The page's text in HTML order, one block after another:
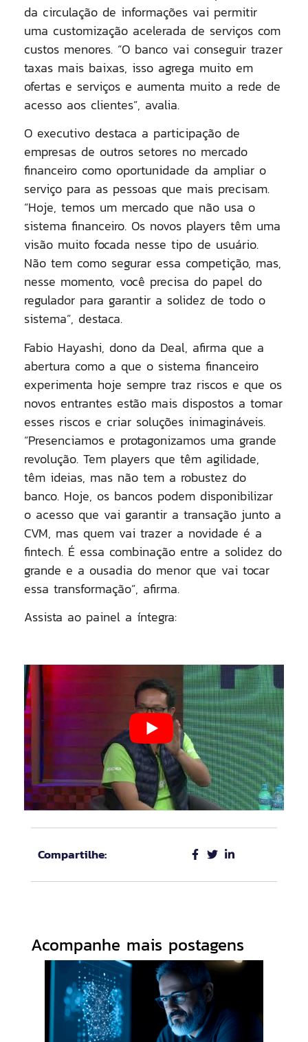
da circulação de informações vai permitir
uma customização acelerada de serviços com
custos menores. “O banco vai conseguir trazer
taxas mais baixas, isso agrega muito em
ofertas e serviços e aumenta muito a rede de
acesso aos clientes”, avalia.
O executivo destaca a participação de
empresas de outros setores no mercado
financeiro como oportunidade da ampliar o
serviço para as pessoas que mais precisam.
“Hoje, temos um mercado que não usa o
sistema financeiro. Os novos players têm uma
visão muito focada nesse tipo de usuário.
Não tem como segurar essa competição, mas,
nesse momento, você precisa do papel do
regulador para garantir a solidez de todo o
sistema”, destaca.
Fabio Hayashi, dono da Deal, afirma que a
abertura como a que o sistema financeiro
experimenta hoje sempre traz riscos e que os
novos entrantes estão mais dispostos a tomar
esses riscos e criar soluções inimagináveis.
“Presenciamos e protagonizamos uma grande
revolução. Tem players que têm agilidade,
têm ideias, mas não tem a robustez do
banco. Hoje, os bancos podem disponibilizar
o acesso que vai garantir a transação junto a
CVM, mas quem vai trazer a novidade é a
fintech. É essa combinação entre a solidez do
grande e a ousadia do menor que vai tocar
essa transformação”, afirma.
Assista ao painel a íntegra:
Compartilhe:
Acompanhe mais postagens